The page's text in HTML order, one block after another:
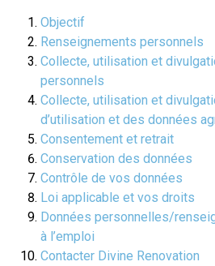
Objectif
Renseignements personnels
Collecte, utilisation et
personnels
Collecte, utilisation et
d’utilisation et des données
Consentement et retrait
Conservation des données
Contrôle de vos données
Loi applicable et vos droits
Données personnelles/
à l’emploi
Contacter Divine Renovation